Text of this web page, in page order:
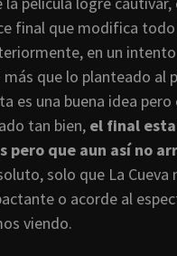
final que modifica
en un intento
más que lo planteado al
es una buena idea
tan bien, el final
pero que aun así no
solo que La Cueva
o acorde al
viendo.